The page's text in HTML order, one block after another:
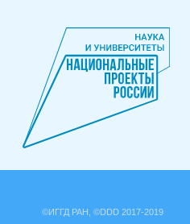
©ИГГД РАН, ©DDD 2017-2019